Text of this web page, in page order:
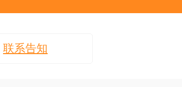
联系告知